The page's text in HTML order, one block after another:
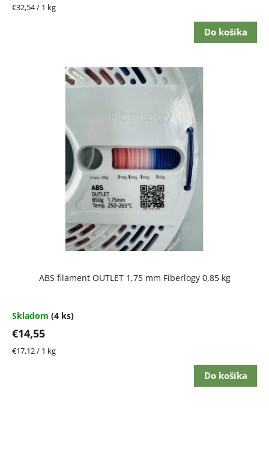
Jednotková
€32,54 / 1 kg
Do košíka
ABS filament OUTLET 1,75 mm Fiberlogy 0,85 kg
Skladom (4 ks)
€14,55
Jednotková
€17,12 / 1 kg
Do košíka